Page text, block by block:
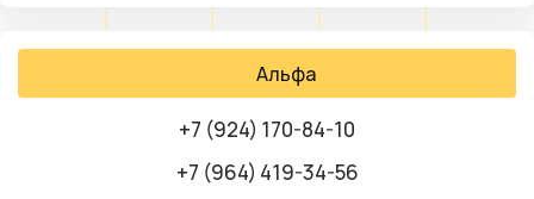
Альфа
+7 (924) 170-84-10
+7 (964) 419-34-56